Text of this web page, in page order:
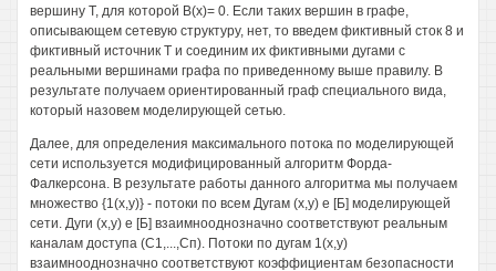
вершину Т, для которой В(х)= 0. Если таких вершин в графе,
описывающем сетевую структуру, нет, то введем фиктивный сток 8 и
фиктивный источник Т и соединим их фиктивными дугами с
реальными вершинами графа по приведенному выше правилу. В
результате получаем ориентированный граф специального вида,
который назовем моделирующей сетью.
Далее, для определения максимального потока по моделирующей
сети используется модифицированный алгоритм Форда-
Фалкерсона. В результате работы данного алгоритма мы получаем
множество {1(х,у)} - потоки по всем Дугам (х,у) е [Б] моделирующей
сети. Дуги (х,у) е [Б] взаимнооднозначно соответствуют реальным
каналам доступа (С1,...,Сп). Потоки по дугам 1(х,у)
взаимнооднозначно соответствуют коэффициентам безопасности